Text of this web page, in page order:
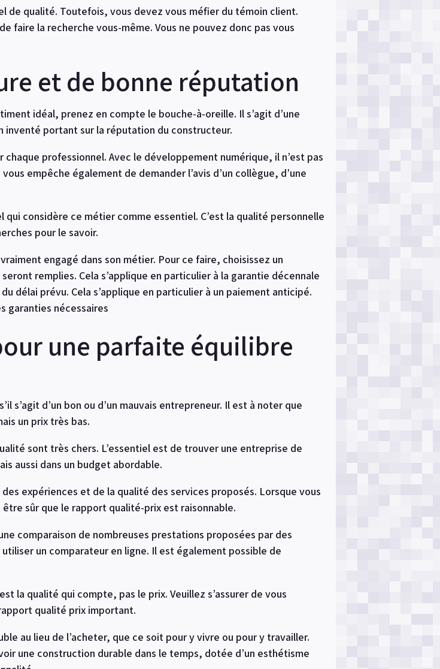
de qualité. Toutefois, vous devez vous méfier du témoin client.
faire la recherche vous-même. Vous ne pouvez donc pas vous
et de bonne réputation
idéal, prenez en compte le bouche-à-oreille. Il s’agit d’une
portant sur la réputation du constructeur.
professionnel. Avec le développement numérique, il n’est pas
empêche également de demander l’avis d’un collègue, d’une
considère ce métier comme essentiel. C’est la qualité personnelle
pour le savoir.
engagé dans son métier. Pour ce faire, choisissez un
remplies. Cela s’applique en particulier à la garantie décennale
délai prévu. Cela s’applique en particulier à un paiement anticipé.
garanties nécessaires
une parfaite équilibre
s’agit d’un bon ou d’un mauvais entrepreneur. Il est à noter que
un prix très bas.
sont très chers. L’essentiel est de trouver une entreprise de
aussi dans un budget abordable.
expériences et de la qualité des services proposés. Lorsque vous
sûr que le rapport qualité-prix est raisonnable.
comparaison de nombreuses prestations proposées par des
un comparateur en ligne. Il est également possible de
la qualité qui compte, pas le prix. Veuillez s’assurer de vous
qualité prix important.
au lieu de l’acheter, que ce soit pour y vivre ou pour y travailler.
une construction durable dans le temps, dotée d’un esthétisme